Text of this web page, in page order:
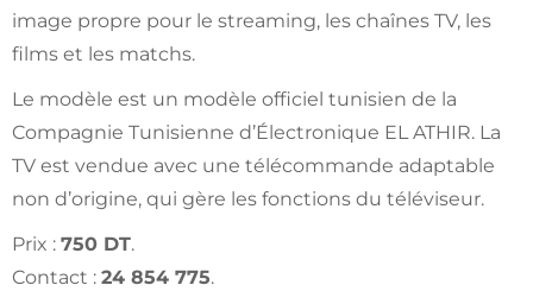
image propre pour le streaming, les chaînes TV, les
films et les matchs.
Le modèle est un modèle officiel tunisien de la
Compagnie Tunisienne d’Électronique EL ATHIR. La
TV est vendue avec une télécommande adaptable
non d’origine, qui gère les fonctions du téléviseur.
Prix : 750 DT.
Contact : 24 854 775.